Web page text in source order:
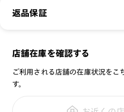
スタイル： ウェリントン
シリーズ： Airframe
性別：
鼻パッド： クリングスタイ
クリアレンズ（常用・老眼鏡用）
JINS SCREEN
可視光調光UVダブルカットレンズ
可視光調光SCREEN
調光レンズ
返品保証
メガネの度数が合わなくなって
全国の店舗で無料フィッティン
修理のご相談もいつでもお気軽
店舗在庫を確認する
ご利用される店舗の在庫状況をこ
す。